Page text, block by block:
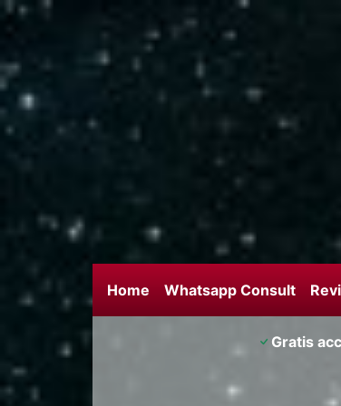
Home Whatsapp Consult
Gratis